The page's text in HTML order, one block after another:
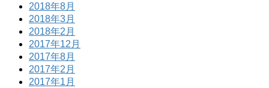
2018年8月
2018年3月
2018年2月
2017年12月
2017年8月
2017年2月
2017年1月